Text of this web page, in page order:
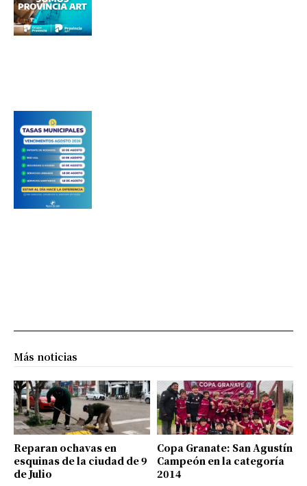
Más noticias
Reparan ochavas en
esquinas de la ciudad de 9
de Julio
Copa Granate: San Agustín
Campeón en la categoría
2014